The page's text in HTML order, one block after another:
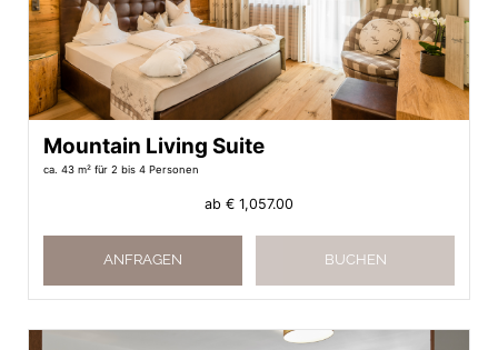
Mountain Living Suite
ca. 43 m² für 2 bis 4 Personen
ab € 1,057.00
ANFRAGEN BUCHEN